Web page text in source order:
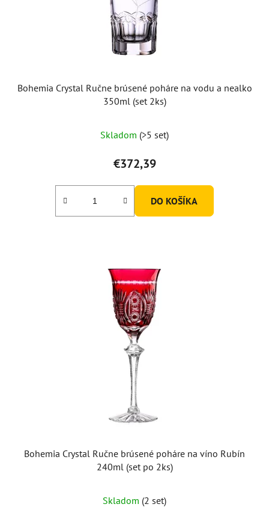
Bohemia Crystal Ručne brúsené poháre na vodu a nealko
350ml (set 2ks)
Skladom (>5 set)
€372,39
DO KOŠÍKA
Bohemia Crystal Ručne brúsené poháre na víno Rubín
240ml (set po 2ks)
Skladom (2 set)